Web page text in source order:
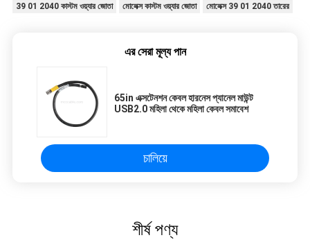
39 01 2040 কাস্টম ওয়্যার জোতা মোলেক্স কাস্টম ওয়্যার জোতা মোলেক্স 39 01 2040 তারের
এর সেরা মূল্য পান
65in এক্সটেনশন কেবল হারনেস প্যানেল মাউন্ট
USB2.0 মহিলা থেকে মহিলা কেবল সমাবেশ
চালিয়ে
শীর্ষ পণ্য